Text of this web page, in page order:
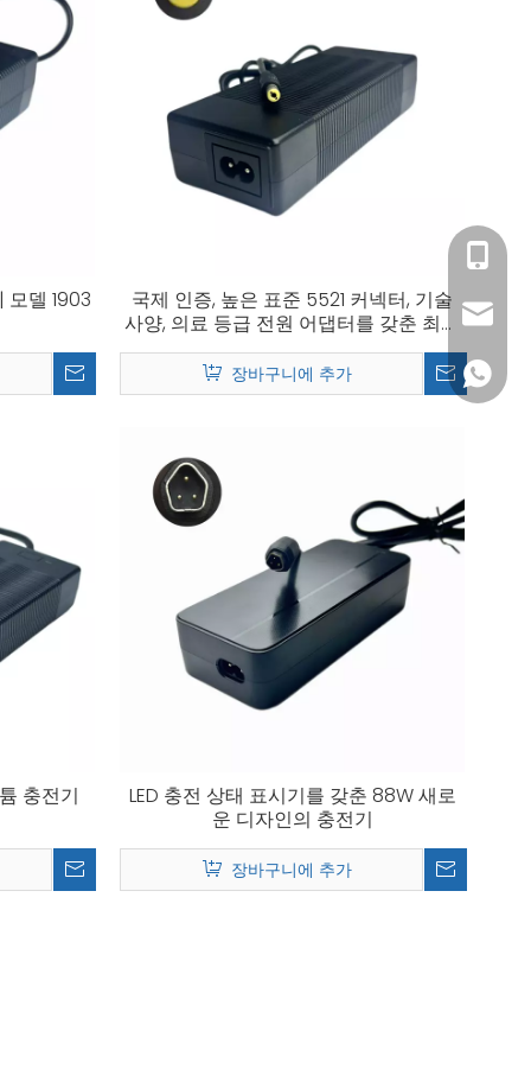
델 1903
국제 인증, 높은 표준 5521 커넥터, 기술
사양, 의료 등급 전원 어댑터를 갖춘 최고
품질의 배터리 충전기
장바구니에 추가
충전기
LED 충전 상태 표시기를 갖춘 88W 새로
운 디자인의 충전기
장바구니에 추가
+86-
+86